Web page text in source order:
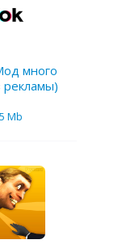
много
рекламы)
Mb